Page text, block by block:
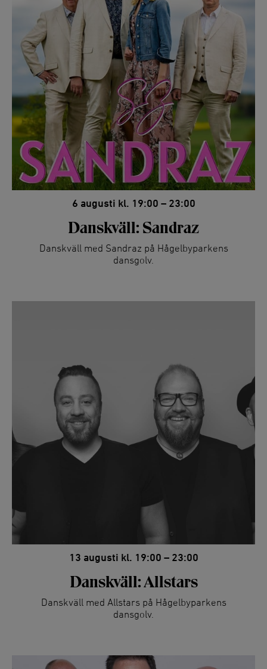
6 augusti kl. 19:00 – 23:00
Danskväll: Sandraz
Danskväll med Sandraz på Hågelbyparkens
dansgolv.
13 augusti kl. 19:00 – 23:00
Danskväll: Allstars
Danskväll med Allstars på Hågelbyparkens
dansgolv.